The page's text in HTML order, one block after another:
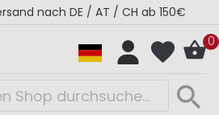
Kollektion - Super Sale
0